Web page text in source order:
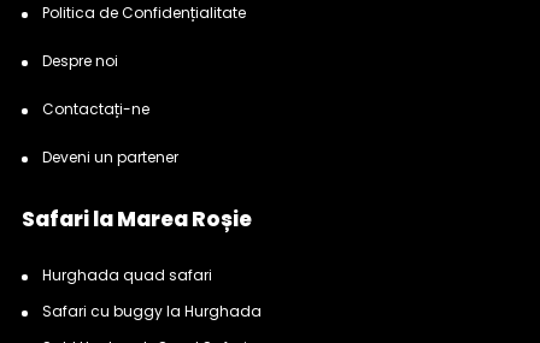
Politica de Confidențialitate
Despre noi
Contactați-ne
Deveni un partener
Safari la Marea Roșie
Hurghada quad safari
Safari cu buggy la Hurghada